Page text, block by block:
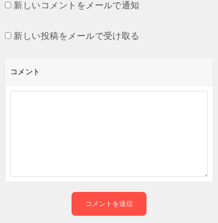
新しいコメントをメールで通知
新しい投稿をメールで受け取る
コメント